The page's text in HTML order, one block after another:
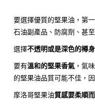
要選擇優質的堅果油，第
石油副產品、防腐劑、甚
選擇不透明或是深色的樽身
要有溫和的堅果香氣 ，氣
的堅果油品質可能不佳，
摩洛哥堅果油質感要柔順